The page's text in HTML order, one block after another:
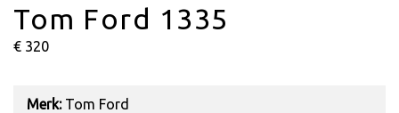
Tom Ford 1335
€ 320
Merk:Tom Ford